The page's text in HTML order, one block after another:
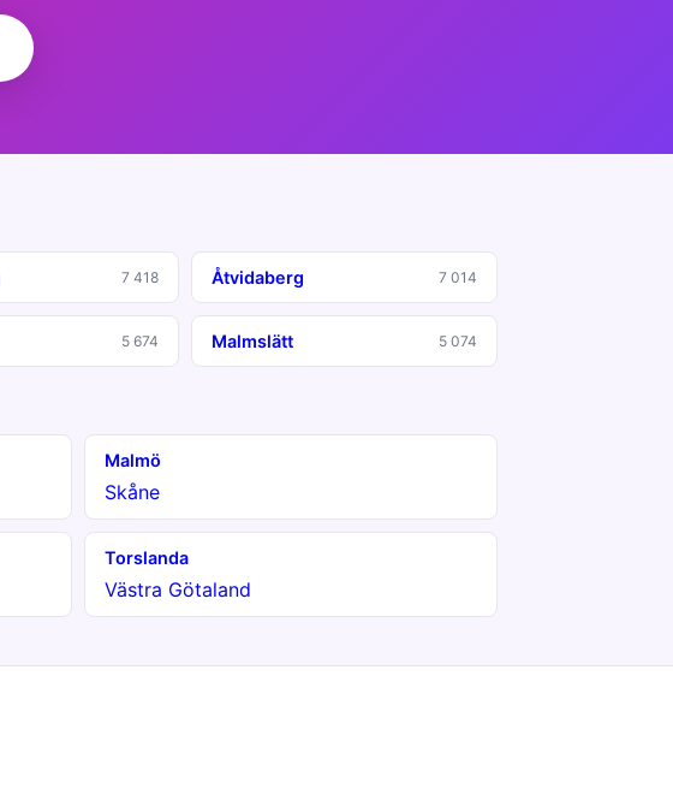
7 418 Åtvidaberg 7 014
5 674 Malmslätt 5 074
Malmö
Skåne
Torslanda
Västra Götaland